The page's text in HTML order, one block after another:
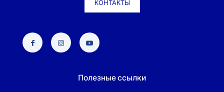
КОНТАКТЫ
Полезные ссылки